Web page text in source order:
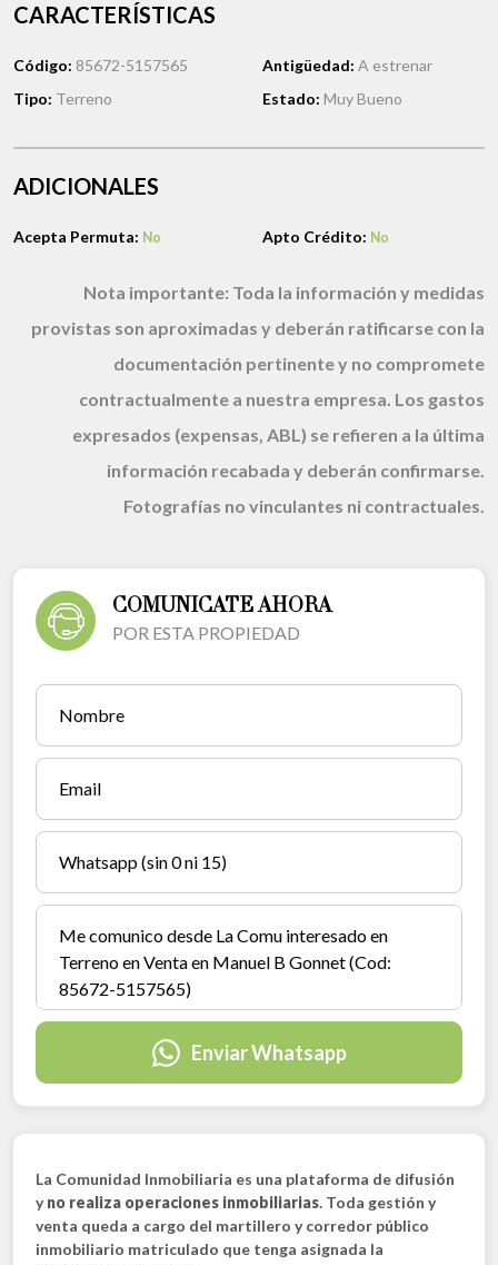
CARACTERÍSTICAS
Código: 85672-5157565
Tipo: Terreno
Antigüedad: A estrenar
Estado: Muy Bueno
ADICIONALES
Acepta Permuta: No Apto Crédito: No
Nota importante: Toda la información y medidas
provistas son aproximadas y deberán ratificarse con la
documentación pertinente y no compromete
contractualmente a nuestra empresa. Los gastos
expresados (expensas, ABL) se refieren a la última
información recabada y deberán confirmarse.
Fotografías no vinculantes ni contractuales.
COMUNICATE AHORA
POR ESTA PROPIEDAD
Enviar Whatsapp
La Comunidad Inmobiliaria es una plataforma de difusión
yno realiza operaciones inmobiliarias. Toda gestión y
venta queda a cargo del martillero y corredor público
inmobiliario matriculado que tenga asignada la